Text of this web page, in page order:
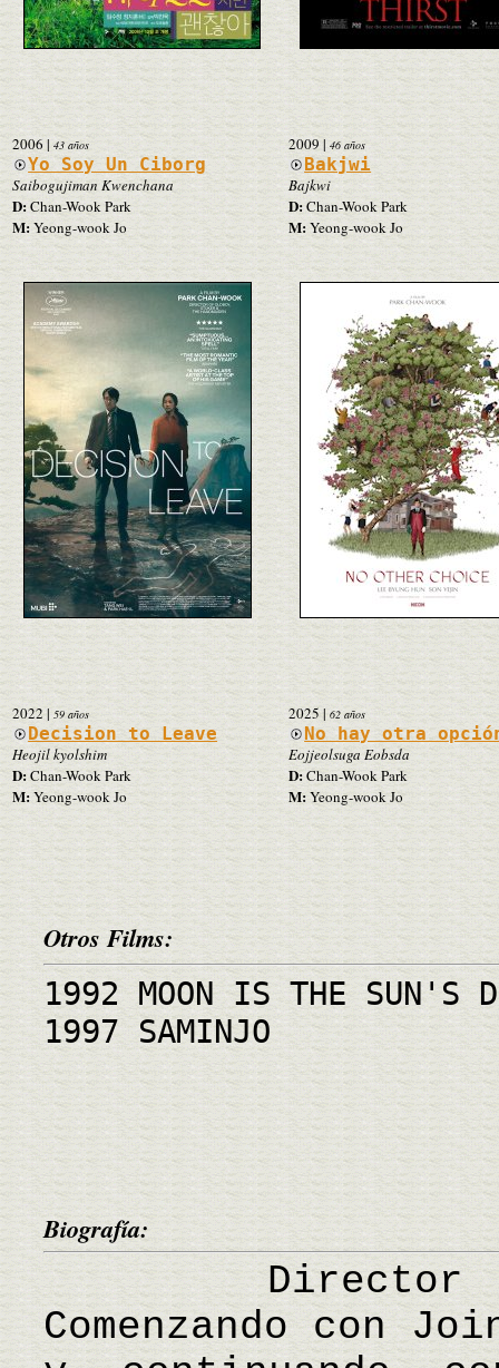
2006 | 43 años
Yo Soy Un Ciborg
Saibogujiman Kwenchana
D:Chan-Wook Park
M: Yeong-wook Jo
2009| 46 años
Bakjwi
Bajkwi
D:Chan-Wook Park
M:Yeong-wook Jo
2022| 59 años
Decision to Leave
Heojil kyolshim
D:Chan-Wook Park
M:Yeong-wook Jo
2025| 62 años
No hay otra
Eojjeolsuga Eobsda
D:Chan-Wook Park
M: Yeong-wook Jo
Otros Films:
1992 MOON IS THE SUN'S
1997 SAMINJO
Biografía:
Director de
Comenzando con